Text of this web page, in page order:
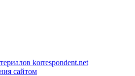
korrespondent.net
сайтом